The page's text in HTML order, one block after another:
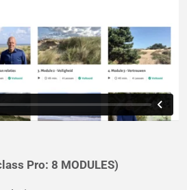
Pro: 8 MODULES)